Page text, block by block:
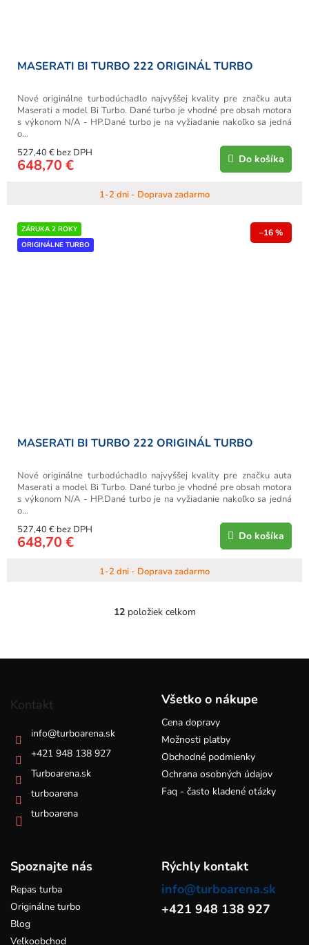
MASERATI BI TURBO 222 ORIGINÁL TURBO
1-2 dni - Doprava zadarmo
527,40 € bez DPH
648,70 € Do košíka
Nové originálne turbodúchadlo najvyššej kvality pre značku auta
Maserati a model Bi Turbo. Dané turbo je vhodné pre obsah motora
s výkonom N/A - HP.Dané turbo je na vyžiadanie nakoľko sa jedná
o...
ZÁRUKA 2 ROKY
ORIGINÁLNE TURBO
–16 %
MASERATI BI TURBO 222 ORIGINÁL TURBO
1-2 dni - Doprava zadarmo
527,40 € bez DPH
648,70 € Do košíka
Nové originálne turbodúchadlo najvyššej kvality pre značku auta
Maserati a model Bi Turbo. Dané turbo je vhodné pre obsah motora
s výkonom N/A - HP.Dané turbo je na vyžiadanie nakoľko sa jedná
o...
O
á
12položiek celkom
Kontakt
info@turboarena.sk
+421 948 138 927
Turboarena.sk
turboarena
turboarena
Všetko o nákupe
Cena dopravy
Možnosti platby
Obchodné podmienky
Ochrana osobných údajov
Faq - často kladené otázky
Spoznajte nás
Repas turba
Originálne turbo
Blog
Veľkoobchod
Rýchly kontakt
info@turboarena.sk
+421 948 138 927